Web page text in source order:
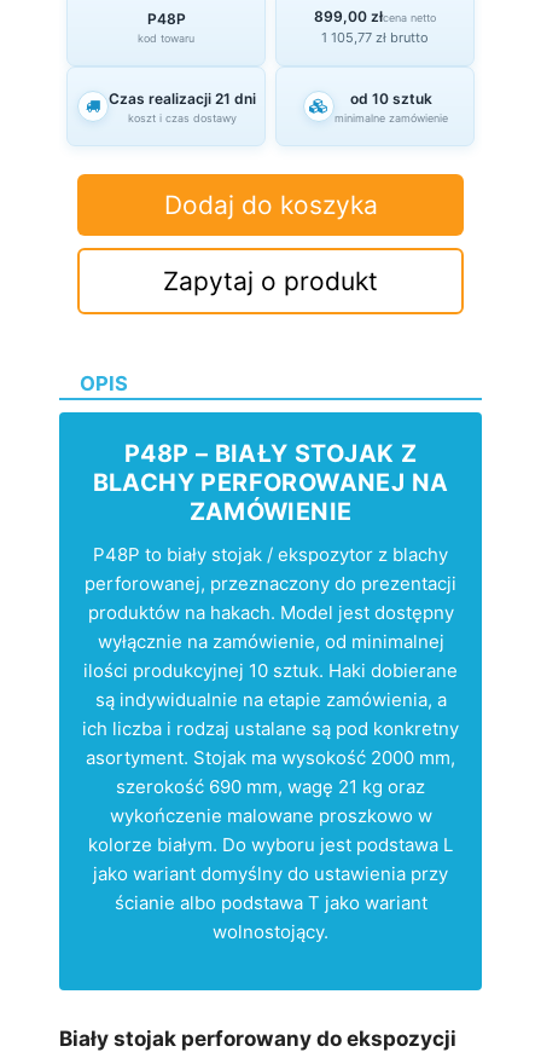
P48P
kod towaru
899,00 złcena netto
1 105,77 zł brutto
Czas realizacji 21 dni
koszt i czas dostawy
od 10 sztuk
minimalne zamówienie
Zapytaj o produkt
Dodaj do koszyka
OPIS
P48P – BIAŁY STOJAK Z
BLACHY PERFOROWANEJ NA
ZAMÓWIENIE
P48P to biały stojak / ekspozytor z blachy
perforowanej, przeznaczony do prezentacji
produktów na hakach. Model jest dostępny
wyłącznie na zamówienie, od minimalnej
ilości produkcyjnej 10 sztuk. Haki dobierane
są indywidualnie na etapie zamówienia, a
ich liczba i rodzaj ustalane są pod konkretny
asortyment. Stojak ma wysokość 2000 mm,
szerokość 690 mm, wagę 21 kg oraz
wykończenie malowane proszkowo w
kolorze białym. Do wyboru jest podstawa L
jako wariant domyślny do ustawienia przy
ścianie albo podstawa T jako wariant
wolnostojący.
Biały stojak perforowany do ekspozycji